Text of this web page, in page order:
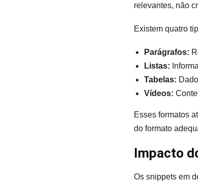
relevantes, não
Existem quatro
Parágrafos:
Listas:
Tabelas:
Vídeos:
Esses formatos
do formato
Impacto
Os snippets em